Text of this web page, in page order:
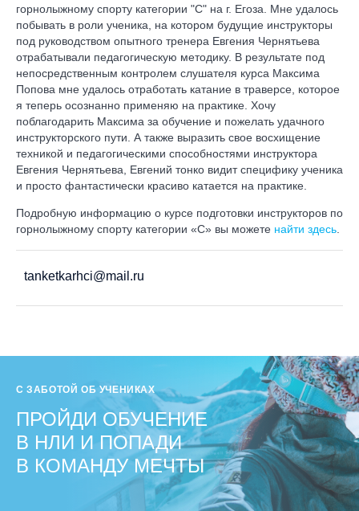
горнолыжному спорту категории "С" на г. Егоза. Мне удалось
побывать в роли ученика, на котором будущие инструкторы
под руководством опытного тренера Евгения Чернятьева
отрабатывали педагогическую методику. В результате под
непосредственным контролем слушателя курса Максима
Попова мне удалось отработать катание в траверсе, которое
я теперь осознанно применяю на практике. Хочу
поблагодарить Максима за обучение и пожелать удачного
инструкторского пути. А также выразить свое восхищение
техникой и педагогическими способностями инструктора
Евгения Чернятьева, Евгений тонко видит специфику ученика
и просто фантастически красиво катается на практике.
Подробную информацию о курсе подготовки инструкторов по
горнолыжному спорту категории «C» вы можете найти здесь
tanketkarhci@mail.ru
С ЗАБОТОЙ ОБ УЧЕНИКАХ
ПРОЙДИ ОБУЧЕНИЕ
В НЛИ И ПОПАДИ
В КОМАНДУ МЕЧТЫ